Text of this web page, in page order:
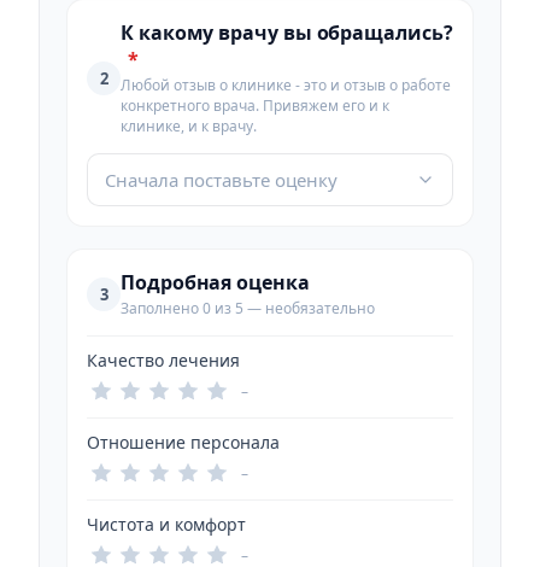
2
К какому врачу вы обращались?
*
Любой отзыв о клинике - это и отзыв о работе
конкретного врача. Привяжем его и к
клинике, и к врачу.
Сначала поставьте оценку
3 Подробная оценка
Заполнено 0 из 5 — необязательно
Качество лечения
–
Отношение персонала
–
Чистота и комфорт
–